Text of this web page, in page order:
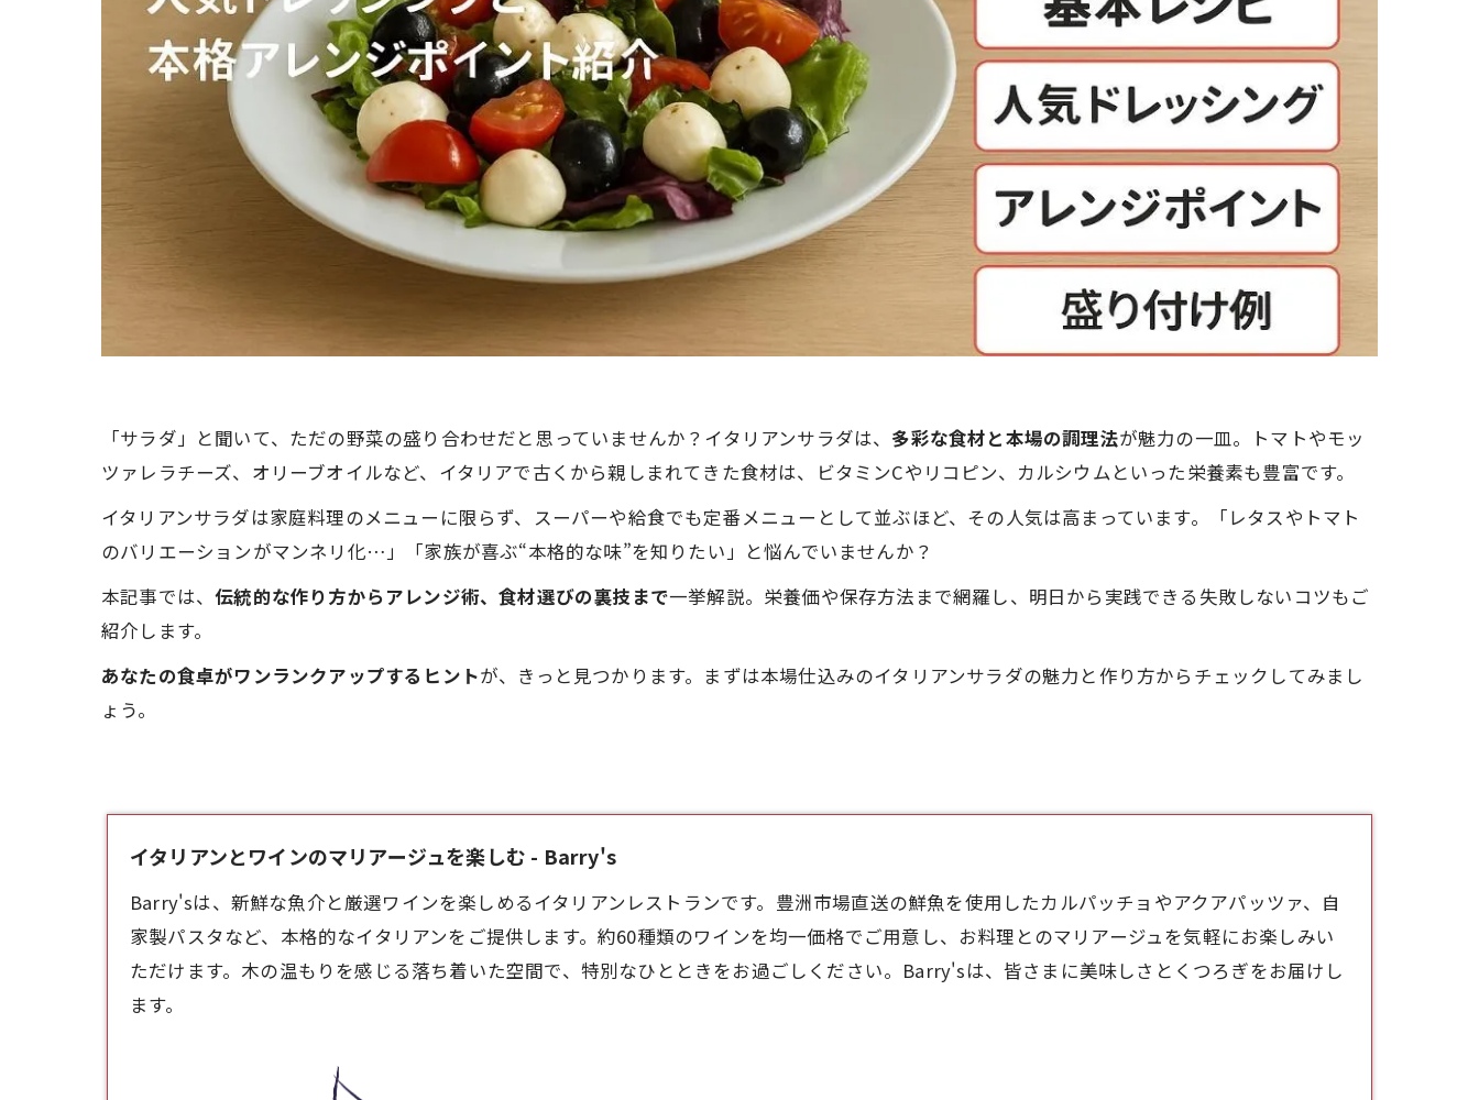
「サラダ」と聞いて、ただの野菜の盛り合わせだと思っていませんか？イタリアンサラダは、 多彩な食材と本場の調理法が魅力の一皿。トマトやモッ
ツァレラチーズ、オリーブオイルなど、イタリアで古くから親しまれてきた食材は、ビタミンCやリコピン、カルシウムといった栄養素も豊富です。
イタリアンサラダは家庭料理のメニューに限らず、スーパーや給食でも定番メニューとして並ぶほど、その人気は高まっています。「レタスやトマト
のバリエーションがマンネリ化…」「家族が喜ぶ“本格的な味”を知りたい」と悩んでいませんか？
本記事では、伝統的な作り方からアレンジ術、食材選びの裏技まで一挙解説。栄養価や保存方法まで網羅し、明日から実践できる失敗しないコツもご
紹介します。
あなたの食卓がワンランクアップするヒントが、きっと見つかります。まずは本場仕込みのイタリアンサラダの魅力と作り方からチェックしてみまし
ょう。
イタリアンとワインのマリアージュを楽しむ - Barry's
Barry'sは、新鮮な魚介と厳選ワインを楽しめるイタリアンレストランです。豊洲市場直送の鮮魚を使用したカルパッチョやアクアパッツァ、自
家製パスタなど、本格的なイタリアンをご提供します。約60種類のワインを均一価格でご用意し、お料理とのマリアージュを気軽にお楽しみい
ただけます。木の温もりを感じる落ち着いた空間で、特別なひとときをお過ごしください。Barry'sは、皆さまに美味しさとくつろぎをお届けし
ます。